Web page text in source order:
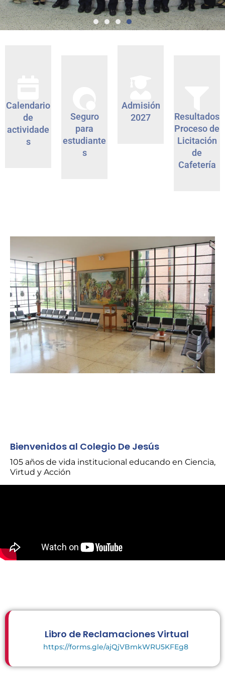
Calendario
de
actividade
s
Seguro
para
estudiante
s
Admisión
2027
Resultados
Proceso de
Licitación
de
Cafetería
Bienvenidos al Colegio De Jesús
105 años de vida institucional educando en Ciencia,
Virtud y Acción
Libro de Reclamaciones Virtual
https://forms.gle/ajQjVBmkWRU5KFEg8